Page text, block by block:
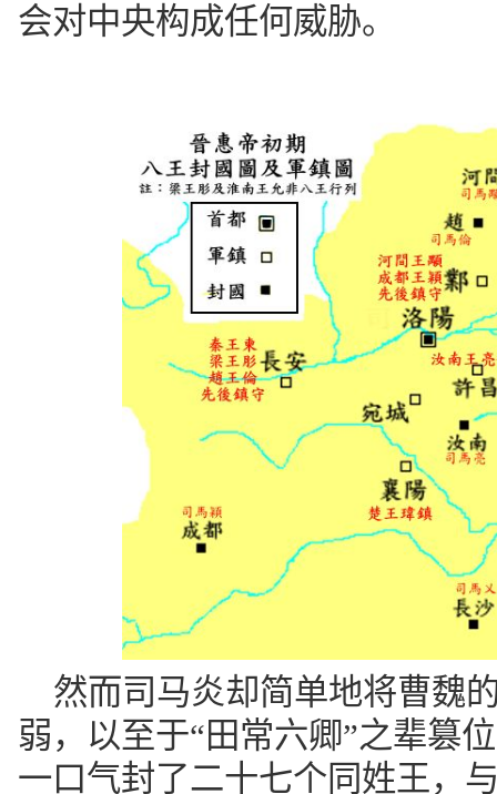
会对中央构成任何威胁。
然而司马炎却简单地将曹魏
弱，以至于“田常六卿”之辈篡
一口气封了二十七个同姓王，